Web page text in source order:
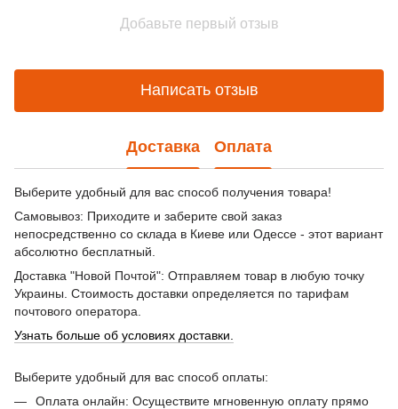
Добавьте первый отзыв
Написать отзыв
Доставка Оплата
Выберите удобный для вас способ получения товара!
Самовывоз: Приходите и заберите свой заказ
непосредственно со склада в Киеве или Одессе - этот вариант
абсолютно бесплатный.
Доставка "Новой Почтой": Отправляем товар в любую точку
Украины. Стоимость доставки определяется по тарифам
почтового оператора.
Узнать больше об условиях доставки.
Выберите удобный для вас способ оплаты:
Оплата онлайн: Осуществите мгновенную оплату прямо